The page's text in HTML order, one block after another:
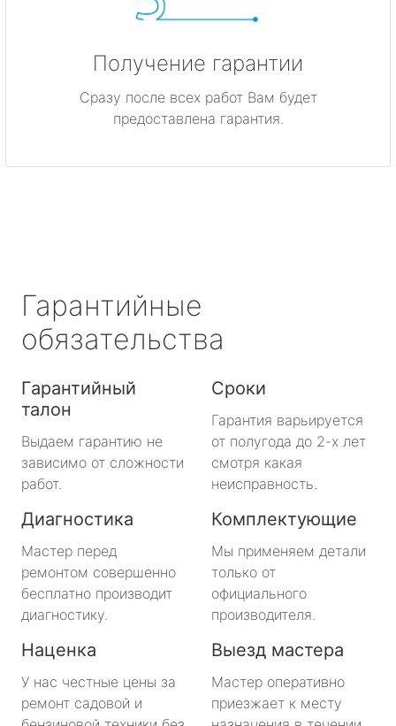
Получение гарантии
Сразу после всех работ Вам будет
предоставлена гарантия.
Гарантийные
обязательства
Гарантийный
талон
Выдаем гарантию не
зависимо от сложности
работ.
Сроки
Гарантия варьируется
от полугода до 2-х лет
смотря какая
неисправность.
Диагностика
Мастер перед
ремонтом совершенно
бесплатно производит
диагностику.
Комплектующие
Мы применяем детали
только от
официального
производителя.
Наценка
У нас честные цены за
ремонт садовой и
Выезд мастера
Мастер оперативно
приезжает к месту